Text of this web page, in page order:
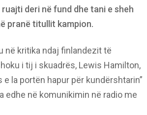
deri në fund dhe tani e sheh
pranë titullit kampion.
në kritika ndaj finlandezit të
i tij i skuadrës, Lewis Hamilton,
e la portën hapur për kundërshtarin”
edhe në komunikimin në radio me